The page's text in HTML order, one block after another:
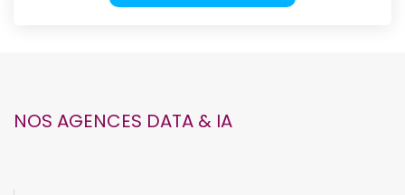
NOS AGENCES DATA & IA